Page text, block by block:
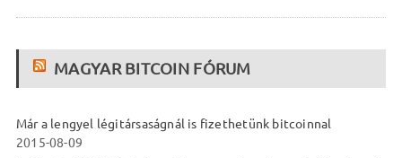
MAGYAR BITCOIN FÓRUM
Már a lengyel légitársaságnál is fizethetünk bitcoinnal
2015-08-09